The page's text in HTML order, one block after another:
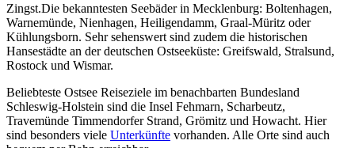
Zingst.Die bekanntesten Seebäder in Mecklenburg: Boltenhagen,
Warnemünde, Nienhagen, Heiligendamm, Graal-Müritz oder
Kühlungsborn. Sehr sehenswert sind zudem die historischen
Hansestädte an der deutschen Ostseeküste: Greifswald, Stralsund,
Rostock und Wismar.
Beliebteste Ostsee Reiseziele im benachbarten Bundesland
Schleswig-Holstein sind die Insel Fehmarn, Scharbeutz,
Travemünde Timmendorfer Strand, Grömitz und Howacht. Hier
sind besonders viele Unterkünfte vorhanden. Alle Orte sind auch